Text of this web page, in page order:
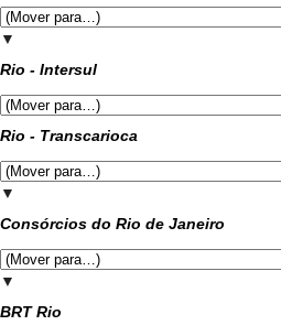
▼
Rio - Intersul
Rio - Transcarioca
▼
Consórcios do Rio de Janeiro
▼
BRT Rio